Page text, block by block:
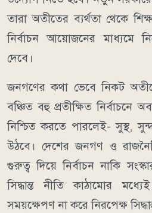
তারা অতীতের ব্যর্থতা থেকে
নির্বাচন আয়োজনের মাধ্যমে
দেবে।
জনগণের কথা ভেবে নিকট
বঞ্চিত বহু প্রতীক্ষিত নির্বাচনে
নিশ্চিত করতে পারলেই- সুস্থ,
উঠবে। দেশের জনগণ ও
গুরুত্ব দিয়ে নির্বাচন নাকি
সিদ্ধান্ত নীতি কাঠামোর
সময়ক্ষেপণ না করে নিরপেক্ষ